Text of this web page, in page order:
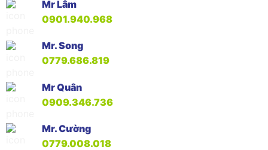
Mr Lâm
0901.940.968
Mr. Song
0779.686.819
Mr Quân
0909.346.736
Mr. Cường
0779.008.018